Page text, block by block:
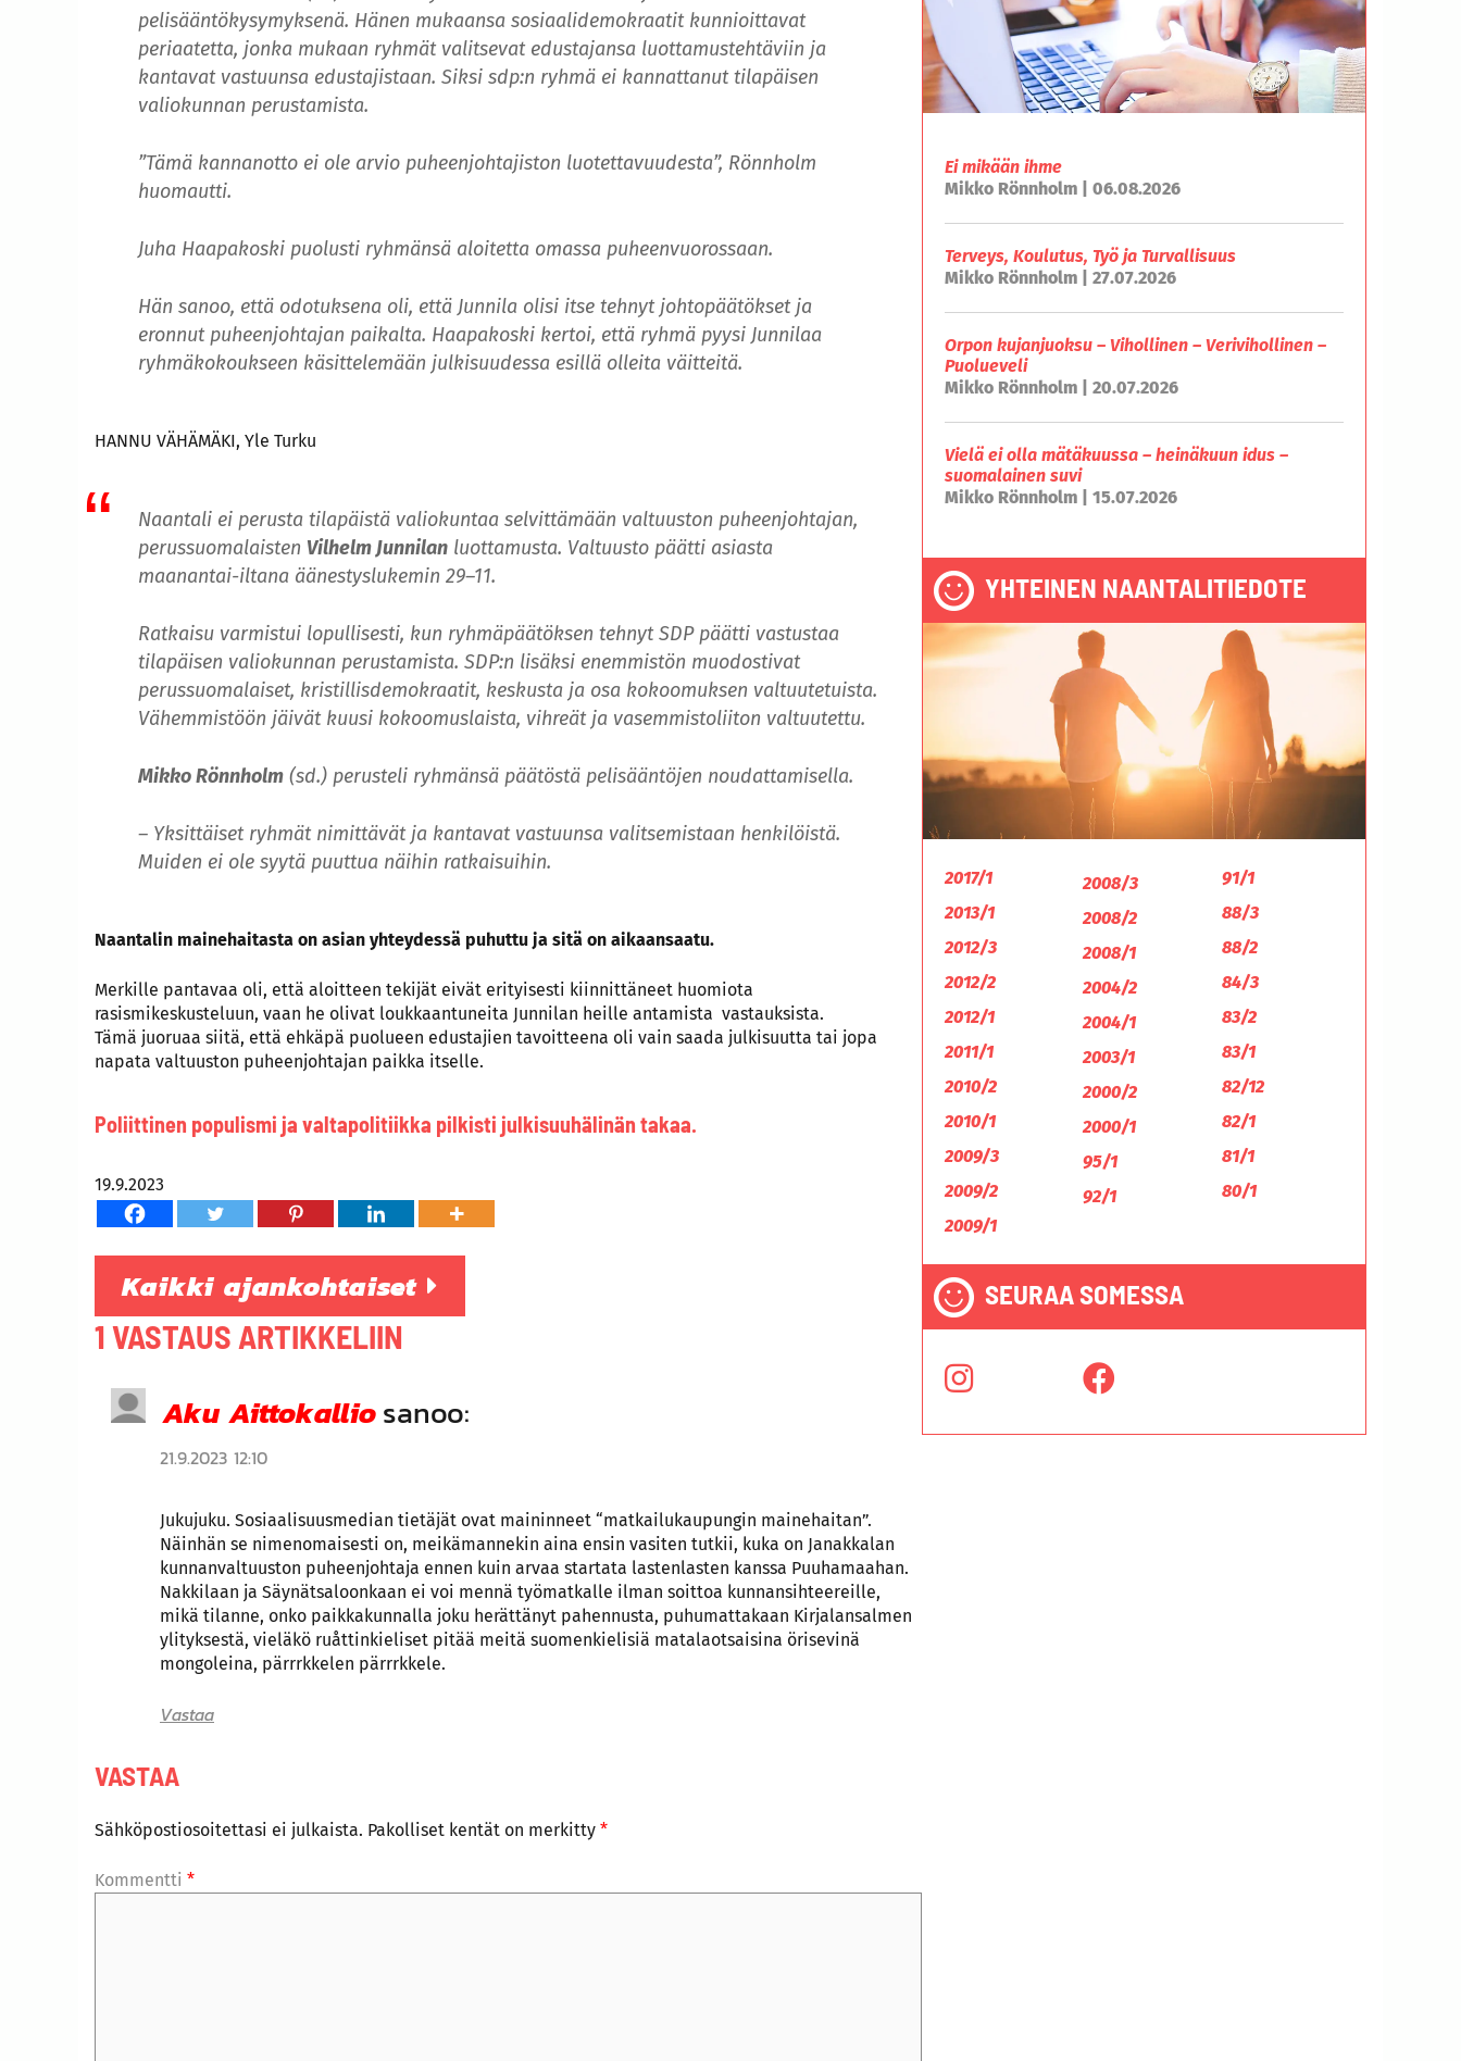
pelisääntökysymyksenä. Hänen mukaansa sosiaalidemokraatit kunnioittavat
periaatetta, jonka mukaan ryhmät valitsevat edustajansa luottamustehtäviin ja
kantavat vastuunsa edustajistaan. Siksi sdp:n ryhmä ei kannattanut tilapäisen
valiokunnan perustamista.
”Tämä kannanotto ei ole arvio puheenjohtajiston luotettavuudesta”, Rönnholm
huomautti.
Juha Haapakoski puolusti ryhmänsä aloitetta omassa puheenvuorossaan.
Hän sanoo, että odotuksena oli, että Junnila olisi itse tehnyt johtopäätökset ja
eronnut puheenjohtajan paikalta. Haapakoski kertoi, että ryhmä pyysi Junnilaa
ryhmäkokoukseen käsittelemään julkisuudessa esillä olleita väitteitä.
HANNU VÄHÄMÄKI, Yle Turku
Naantali ei perusta tilapäistä valiokuntaa selvittämään valtuuston puheenjohtajan,
perussuomalaisten Vilhelm Junnilan luottamusta. Valtuusto päätti asiasta
maanantai-iltana äänestyslukemin 29–11.
Ratkaisu varmistui lopullisesti, kun ryhmäpäätöksen tehnyt SDP päätti vastustaa
tilapäisen valiokunnan perustamista. SDP:n lisäksi enemmistön muodostivat
perussuomalaiset, kristillisdemokraatit, keskusta ja osa kokoomuksen valtuutetuista.
Vähemmistöön jäivät kuusi kokoomuslaista, vihreät ja vasemmistoliiton valtuutettu.
Mikko Rönnholm (sd.) perusteli ryhmänsä päätöstä pelisääntöjen noudattamisella.
– Yksittäiset ryhmät nimittävät ja kantavat vastuunsa valitsemistaan henkilöistä.
Muiden ei ole syytä puuttua näihin ratkaisuihin.
Naantalin mainehaitasta on asian yhteydessä puhuttu ja sitä on aikaansaatu.
Merkille pantavaa oli, että aloitteen tekijät eivät erityisesti kiinnittäneet huomiota
rasismikeskusteluun, vaan he olivat loukkaantuneita Junnilan heille antamista vastauksista.
Tämä juoruaa siitä, että ehkäpä puolueen edustajien tavoitteena oli vain saada julkisuutta tai jopa
napata valtuuston puheenjohtajan paikka itselle.
Poliittinen populismi ja valtapolitiikka pilkisti julkisuuhälinän takaa.
19.9.2023
Kaikki ajankohtaiset
1 VASTAUS ARTIKKELIIN
Aku Aittokalliosanoo:
21.9.2023 12:10
Jukujuku. Sosiaalisuusmedian tietäjät ovat maininneet “matkailukaupungin mainehaitan”.
Näinhän se nimenomaisesti on, meikämannekin aina ensin vasiten tutkii, kuka on Janakkalan
kunnanvaltuuston puheenjohtaja ennen kuin arvaa startata lastenlasten kanssa Puuhamaahan.
Nakkilaan ja Säynätsaloonkaan ei voi mennä työmatkalle ilman soittoa kunnansihteereille,
mikä tilanne, onko paikkakunnalla joku herättänyt pahennusta, puhumattakaan Kirjalansalmen
ylityksestä, vieläkö ruåttinkieliset pitää meitä suomenkielisiä matalaotsaisina örisevinä
mongoleina, pärrrkkelen pärrrkkele.
Vastaa
VASTAA
Sähköpostiosoitettasi ei julkaista. Pakolliset kentät on merkitty *
Kommentti *
Ei mikään ihme
Mikko Rönnholm | 06.08.2026
Terveys, Koulutus, Työ ja Turvallisuus
Mikko Rönnholm | 27.07.2026
Orpon kujanjuoksu – Vihollinen – Verivihollinen –
Puolueveli
Mikko Rönnholm | 20.07.2026
Vielä ei olla mätäkuussa – heinäkuun idus –
suomalainen suvi
Mikko Rönnholm | 15.07.2026
YHTEINEN NAANTALITIEDOTE
2017/1
2013/1
2012/3
2012/2
2012/1
2011/1
2010/2
2010/1
2009/3
2009/2
2009/1
2008/3
2008/2
2008/1
2004/2
2004/1
2003/1
2000/2
2000/1
95/1
92/1
91/1
88/3
88/2
84/3
83/2
83/1
82/12
82/1
81/1
80/1
SEURAA SOMESSA